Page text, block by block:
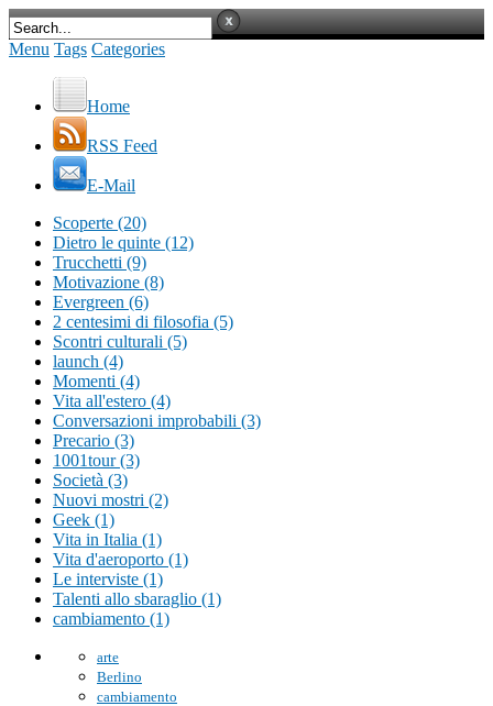
Menu Tags Categories
Home
RSS Feed
E-Mail
Scoperte (20)
Dietro le quinte (12)
Trucchetti (9)
Motivazione (8)
Evergreen (6)
2 centesimi di filosofia (5)
Scontri culturali (5)
launch (4)
Momenti (4)
Vita all'estero (4)
Conversazioni improbabili (3)
Precario (3)
1001tour (3)
Società (3)
Nuovi mostri (2)
Geek (1)
Vita in Italia (1)
Vita d'aeroporto (1)
Le interviste (1)
Talenti allo sbaraglio (1)
cambiamento (1)
arte
Berlino
cambiamento